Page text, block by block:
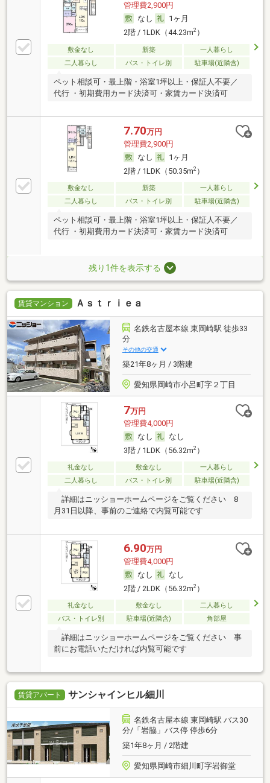
管理費2,900円
なし
1ヶ月
2階 / 1LDK（44.23m2）
敷金なし 新築
一人暮らし
二人暮らし
バス・トイレ別 駐車場(近隣含)
ペット相談可・最上階・浴室1坪以上・保証人不要／
代行 ・初期費用カード決済可・家賃カード決済可
7.70万円
管理費2,900円
なし
1ヶ月
2階 / 1LDK（50.35m2）
敷金なし 新築
一人暮らし
二人暮らし
バス・トイレ別 駐車場(近隣含)
ペット相談可・最上階・浴室1坪以上・保証人不要／
代行 ・初期費用カード決済可・家賃カード決済可
残り1件を表示する
賃貸マンション Ａｓｔｒｉｅａ
名鉄名古屋本線 東岡崎駅 徒歩33
分
その他の交通
築21年8ヶ月 / 3階建
愛知県岡崎市小呂町字２丁目
7万円
管理費4,000円
なし
なし
3階 / 1LDK（56.32m2）
礼金なし 敷金なし
一人暮らし
二人暮らし
バス・トイレ別 駐車場(近隣含)
詳細はニッショーホームページをご覧ください 8
月31日以降、事前のご連絡で内覧可能です
6.90万円
管理費4,000円
なし
なし
2階 / 2LDK（56.32m2）
礼金なし 敷金なし
二人暮らし
バス・トイレ別
駐車場(近隣含) 角部屋
詳細はニッショーホームページをご覧ください 事
前にお電話いただければ内覧可能です
賃貸アパート サンシャインヒル細川
名鉄名古屋本線 東岡崎駅 バス30
分/「岩脇」バス停 停歩6分
築1年8ヶ月 / 2階建
愛知県岡崎市細川町字岩御堂